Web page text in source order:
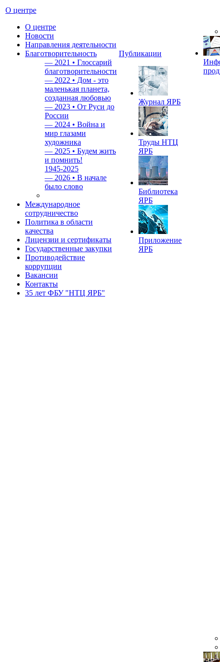
О центре
О центре
Новости
Направления деятельности
Благотворительность
— 2021 • Глоссарий
благотворительности
— 2022 • Дом - это
маленькая планета,
созданная любовью
— 2023 • От Руси до
России
— 2024 • Война и
мир глазами
художника
— 2025 • Будем жить
и помнить!
1945-2025
— 2026 • В начале
было слово
Международное
сотрудничество
Политика в области
качества
Лицензии и сертификаты
Государственные закупки
Противодействие
коррупции
Вакансии
Контакты
35 лет ФБУ "НТЦ ЯРБ"
Публикации
Журнал ЯРБ
Труды НТЦ
ЯРБ
Библиотека
ЯРБ
Приложение
ЯРБ